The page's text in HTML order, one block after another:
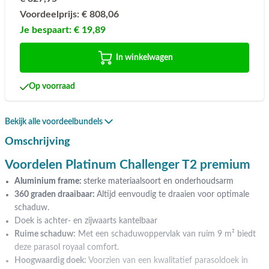
Voordeelprijs: € 808,06
Je bespaart: € 19,89
In winkelwagen
Op voorraad
Bekijk alle voordeelbundels
Omschrijving
Voordelen Platinum Challenger T2 premium
Aluminium frame: sterke materiaalsoort en onderhoudsarm
360 graden draaibaar: Altijd eenvoudig te draaien voor optimale
schaduw.
Doek is achter- en zijwaarts kantelbaar
Ruime schaduw: Met een schaduwoppervlak van ruim 9 m² biedt
deze parasol royaal comfort.
Hoogwaardig doek: Voorzien van een kwalitatief parasoldoek in